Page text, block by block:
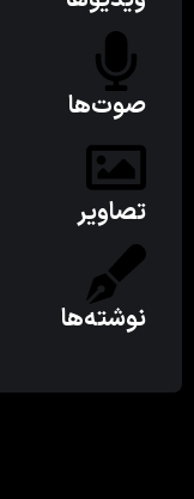
صوت‌ها
تصاویر
نوشته‌ها